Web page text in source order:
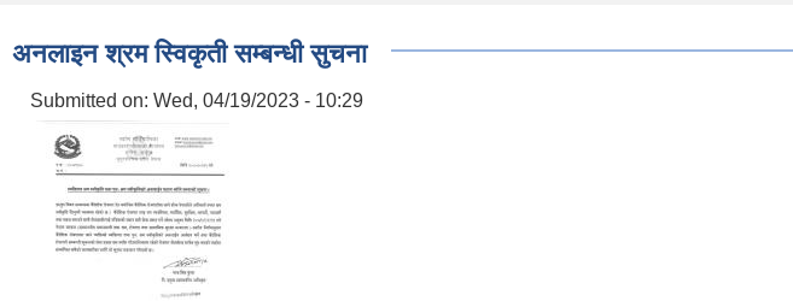
अनलाइन श्रम स्विकृती सम्बन्धी सुचना
Submitted on: Wed, 04/19/2023 - 10:29